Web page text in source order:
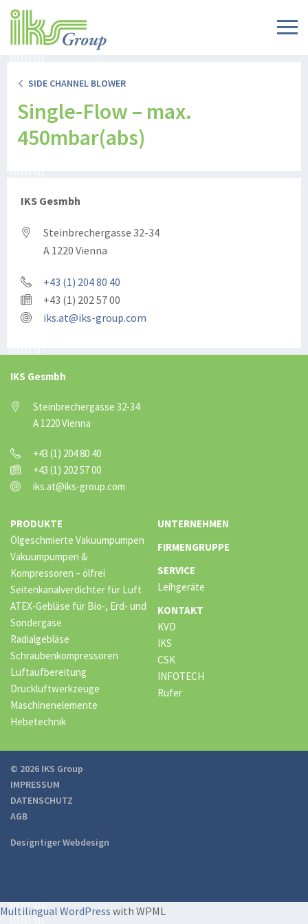
SIDE CHANNEL BLOWER
Single-Flow – max.
450mbar(abs)
IKS Gesmbh
Steinbrechergasse 32-34
A 1220 Vienna
+43 (1) 204 80 40
+43 (1) 202 57 00
iks.at@iks-group.com
IKS Gesmbh
Steinbrechergasse 32-34
A 1220 Vienna
+43 (1) 204 80 40
+43 (1) 202 57 00
iks.at@iks-group.com
PRODUKTE
Ölgeschmierte Vakuumpumpen
Vakuumpumpen &
Kompressoren – ölfrei
Seitenkanalverdichter für Luft
ATEX-Gebläse für Bio-, Erd- und
Sondergase
Radialgebläse
Schraubenkompressoren
Luftaufbereitung
Druckluftwerkzeuge
Maschinenelemente
Hebetechnik
UNTERNEHMEN
FIRMENGRUPPE
SERVICE
Leihgeräte
KONTAKT
KVD
IKS
CSK
INFOTECH
Rufer
© 2026 IKS Group
IMPRESSUM
DATENSCHUTZ
AGB
Designtiger Webdesign
Multilingual WordPress with WPML